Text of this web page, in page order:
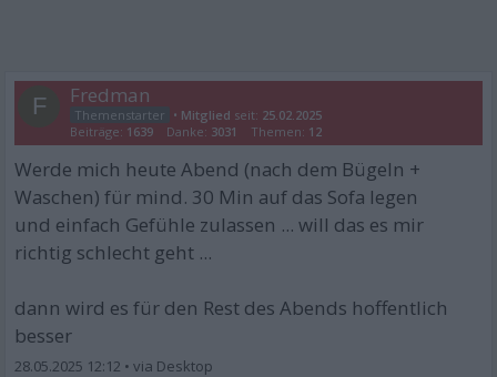
F Fredman
• Mitglied seit: 25.02.2025
Beiträge: 1639 Danke: 3031 Themen: 12
Werde mich heute Abend (nach dem Bügeln +
Waschen) für mind. 30 Min auf das Sofa legen
und einfach Gefühle zulassen ... will das es mir
richtig schlecht geht ...
dann wird es für den Rest des Abends hoffentlich
besser
28.05.2025 12:12 •